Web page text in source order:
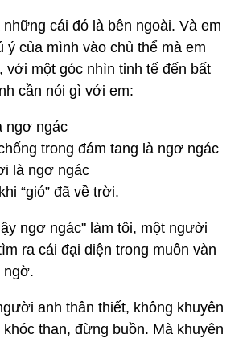
cái đó là bên ngoài. Và em
ý của mình vào chủ thể mà em
một góc nhìn tinh tế đến bất
cần nói gì với em:
ngơ ngác
trong đám tang là ngơ ngác
là ngơ ngác
“gió” đã về trời.
ngơ ngác" làm tôi, một người
ra cái đại diện trong muôn vàn
ngờ.
anh thân thiết, không khuyên
than, đừng buồn. Mà khuyên